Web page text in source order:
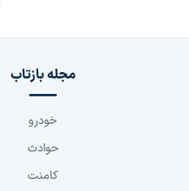
مجله بازتاب
خودرو
حوادث
کامنت